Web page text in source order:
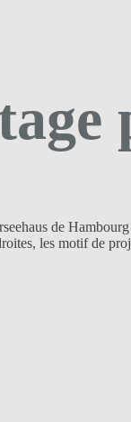
de
les motif de